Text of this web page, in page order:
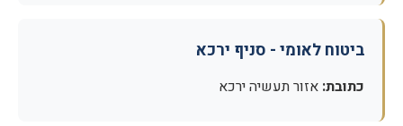
ביטוח לאומי - סניף ירכא
כתובת: אזור תעשיה ירכא